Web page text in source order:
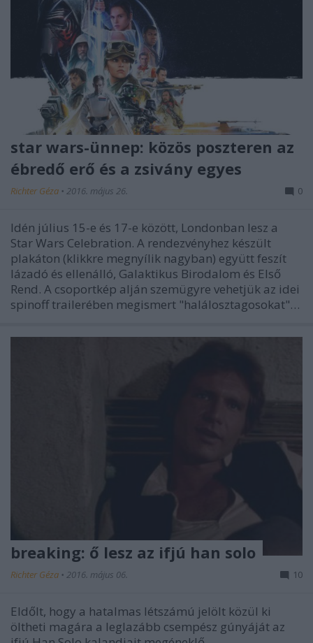
star wars-ünnep: közös poszteren az
ébredő erő és a zsivány egyes
Richter Géza • 2016. május 26. 0
Idén július 15-e és 17-e között, Londonban lesz a
Star Wars Celebration. A rendezvényhez készült
plakáton (klikkre megnyílik nagyban) együtt feszít
lázadó és ellenálló, Galaktikus Birodalom és Első
Rend. A csoportkép alján szemügyre vehetjük az idei
spinoff trailerében megismert "halálosztagosokat"…
breaking: ő lesz az ifjú han solo
Richter Géza • 2016. május 06. 10
Eldőlt, hogy a hatalmas létszámú jelölt közül ki
öltheti magára a leglazább csempész gúnyáját az